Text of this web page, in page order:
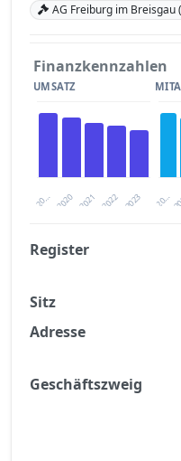
AG Freiburg im
Finanzkennzahlen
UMSATZ
20… 2021 2023
2020 2022 20…
Jetzt
Register
Sitz
Adresse
Geschäftszweig